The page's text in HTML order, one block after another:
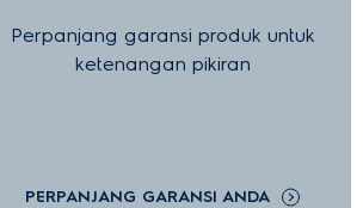
Perpanjang garansi produk untuk
ketenangan pikiran
PERPANJANG GARANSI ANDA